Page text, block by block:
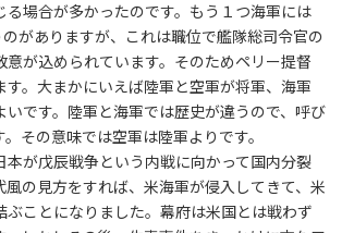
る場合が多かったのです。もう１つ海軍には
がありますが、これは職位で艦隊総司令官の
意が込められています。そのためペリー提督
す。大まかにいえば陸軍と空軍が将軍、海軍
いです。陸軍と海軍では歴史が違うので、呼び
その意味では空軍は陸軍よりです。
本が戊辰戦争という内戦に向かって国内分裂
風の見方をすれば、米海軍が侵入してきて、米
ぶことになりました。幕府は米国とは戦わず